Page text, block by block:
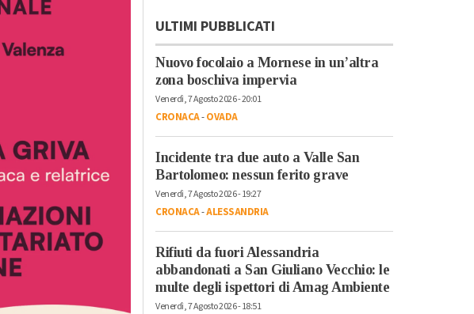
ULTIMI PUBBLICATI
Nuovo focolaio a Mornese in un’altra
zona boschiva impervia
Venerdì, 7 Agosto 2026 - 20:01
CRONACA-OVADA
Incidente tra due auto a Valle San
Bartolomeo: nessun ferito grave
Venerdì, 7 Agosto 2026 - 19:27
CRONACA-ALESSANDRIA
Rifiuti da fuori Alessandria
abbandonati a San Giuliano Vecchio: le
multe degli ispettori di Amag Ambiente
Venerdì, 7 Agosto 2026 - 18:51